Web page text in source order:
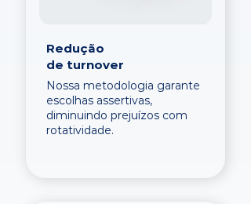
Redução
de turnover
Nossa metodologia garante
escolhas assertivas,
diminuindo prejuízos com
rotatividade.